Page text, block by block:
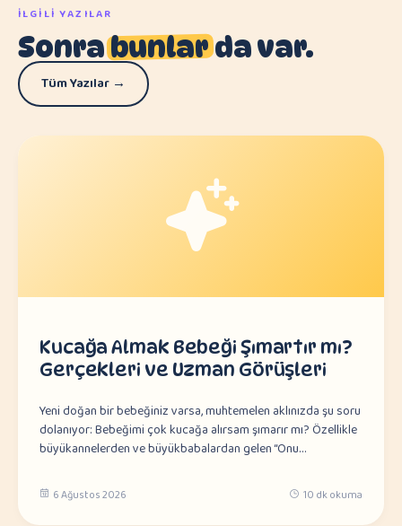
İLGILI YAZILAR
Sonrabunlarda var.
Tüm Yazılar →
Kucağa Almak Bebeği Şımartır mı?
Gerçekleri ve Uzman Görüşleri
Yeni doğan bir bebeğiniz varsa, muhtemelen aklınızda şu soru
dolanıyor: Bebeğimi çok kucağa alırsam şımarır mı? Özellikle
büyükannelerden ve büyükbabalardan gelen “Onu…
6 Ağustos 2026 10 dk okuma